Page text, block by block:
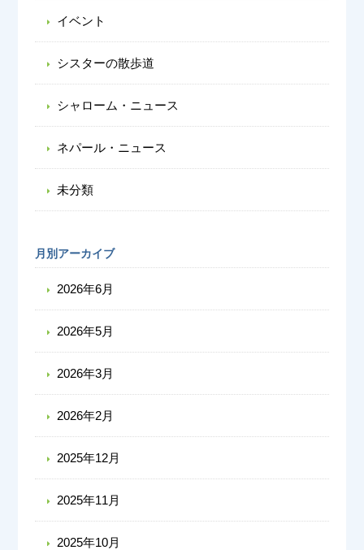
イベント
シスターの散歩道
シャローム・ニュース
ネパール・ニュース
未分類
月別アーカイブ
2026年6月
2026年5月
2026年3月
2026年2月
2025年12月
2025年11月
2025年10月